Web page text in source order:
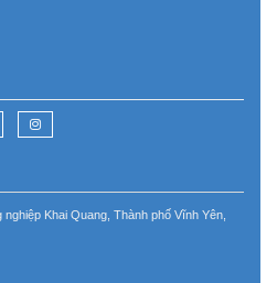
Khai Quang, Thành phố Vĩnh Yên,